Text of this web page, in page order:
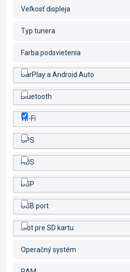
Veľkosť displeja
Typ tunera
Farba podsvietenia
CarPlay a Android Auto
Bluetooth
Wi-Fi
GPS
RDS
DSP
USB port
Slot pre SD kartu
Operačný systém